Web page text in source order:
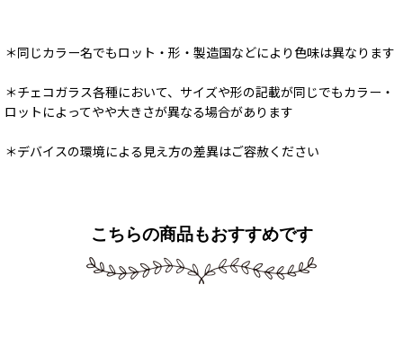
＊同じカラー名でもロット・形・製造国などにより色味は異なります
＊チェコガラス各種において、サイズや形の記載が同じでもカラー・
ロットによってやや大きさが異なる場合があります
＊デバイスの環境による見え方の差異はご容赦ください
こちらの商品もおすすめです